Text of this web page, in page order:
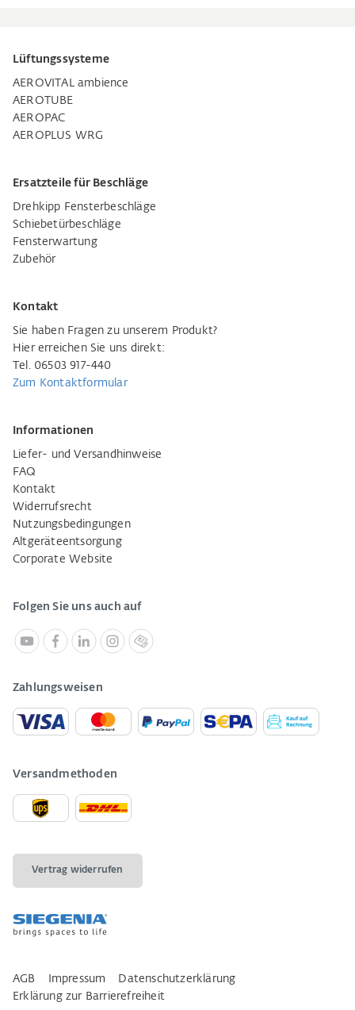
Lüftungssysteme
AEROVITAL ambience
AEROTUBE
AEROPAC
AEROPLUS WRG
Ersatzteile für Beschläge
Drehkipp Fensterbeschläge
Schiebetürbeschläge
Fensterwartung
Zubehör
Kontakt
Sie haben Fragen zu unserem Produkt?
Hier erreichen Sie uns direkt:
Tel. 06503 917-440
Zum Kontaktformular
Informationen
Liefer- und Versandhinweise
FAQ
Kontakt
Widerrufsrecht
Nutzungsbedingungen
Altgeräteentsorgung
Corporate Website
Folgen Sie uns auch auf
Zahlungsweisen
Versandmethoden
Vertrag widerrufen
AGB Impressum
Datenschutzerklärung
Erklärung zur Barrierefreiheit